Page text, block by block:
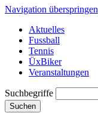
Navigation überspringen
Aktuelles
Fussball
Tennis
ÜxBiker
Veranstaltungen
Suchbegriffe
Suchen